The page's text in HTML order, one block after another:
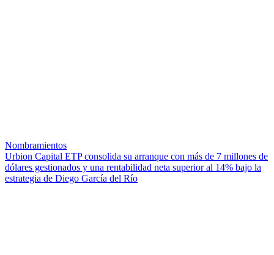
Nombramientos
Urbion Capital ETP consolida su arranque con más de 7 millones de
dólares gestionados y una rentabilidad neta superior al 14% bajo la
estrategia de Diego García del Río